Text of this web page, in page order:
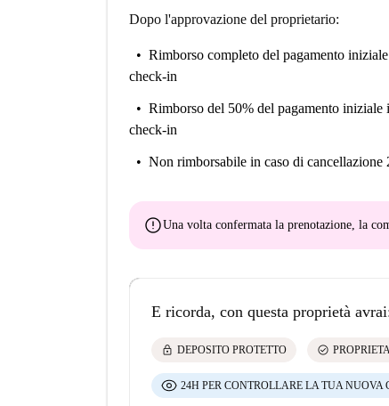
Dopo l'approvazione del proprietario:
Rimborso completo del pagamento iniziale
check-in
Rimborso del 50% del pagamento iniziale
check-in
Non rimborsabile in caso di
errorUna volta confermata la prenotazione, la
E ricorda, con questa proprietà
lock DEPOSITO PROTETTO check_circle
24H PER CONTROLLARE LA TUA NUOVA